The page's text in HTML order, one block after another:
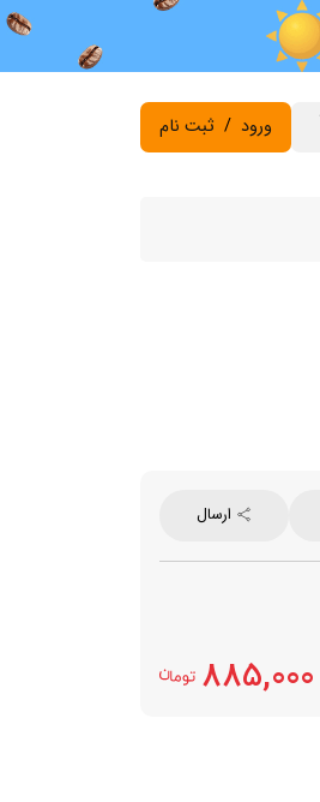
ثبت نام / ورود
ارسال
885,000